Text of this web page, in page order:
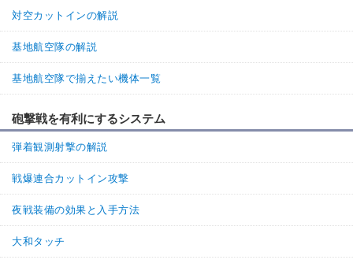
対空カットインの解説
基地航空隊の解説
基地航空隊で揃えたい機体一覧
砲撃戦を有利にするシステム
弾着観測射撃の解説
戦爆連合カットイン攻撃
夜戦装備の効果と入手方法
大和タッチ